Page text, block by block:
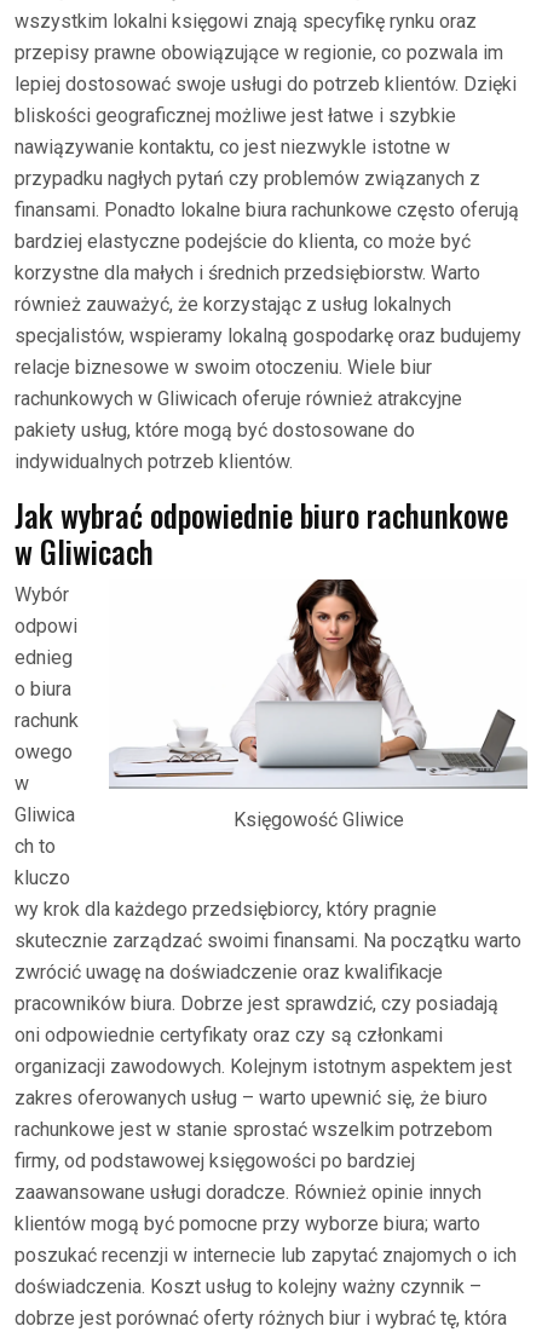
wszystkim lokalni księgowi znają specyfikę rynku oraz
przepisy prawne obowiązujące w regionie, co pozwala im
lepiej dostosować swoje usługi do potrzeb klientów. Dzięki
bliskości geograficznej możliwe jest łatwe i szybkie
nawiązywanie kontaktu, co jest niezwykle istotne w
przypadku nagłych pytań czy problemów związanych z
finansami. Ponadto lokalne biura rachunkowe często oferują
bardziej elastyczne podejście do klienta, co może być
korzystne dla małych i średnich przedsiębiorstw. Warto
również zauważyć, że korzystając z usług lokalnych
specjalistów, wspieramy lokalną gospodarkę oraz budujemy
relacje biznesowe w swoim otoczeniu. Wiele biur
rachunkowych w Gliwicach oferuje również atrakcyjne
pakiety usług, które mogą być dostosowane do
indywidualnych potrzeb klientów.
Jak wybrać odpowiednie biuro rachunkowe
w Gliwicach
Księgowość Gliwice
Wybór
odpowi
ednieg
o biura
rachunk
owego
w
Gliwica
ch to
kluczo
wy krok dla każdego przedsiębiorcy, który pragnie
skutecznie zarządzać swoimi finansami. Na początku warto
zwrócić uwagę na doświadczenie oraz kwalifikacje
pracowników biura. Dobrze jest sprawdzić, czy posiadają
oni odpowiednie certyfikaty oraz czy są członkami
organizacji zawodowych. Kolejnym istotnym aspektem jest
zakres oferowanych usług – warto upewnić się, że biuro
rachunkowe jest w stanie sprostać wszelkim potrzebom
firmy, od podstawowej księgowości po bardziej
zaawansowane usługi doradcze. Również opinie innych
klientów mogą być pomocne przy wyborze biura; warto
poszukać recenzji w internecie lub zapytać znajomych o ich
doświadczenia. Koszt usług to kolejny ważny czynnik –
dobrze jest porównać oferty różnych biur i wybrać tę, która